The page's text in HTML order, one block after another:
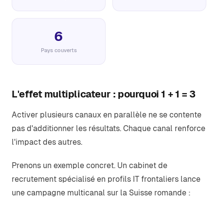
6
Pays couverts
L'effet multiplicateur : pourquoi 1 + 1 = 3
Activer plusieurs canaux en parallèle ne se contente
pas d'additionner les résultats. Chaque canal renforce
l'impact des autres.
Prenons un exemple concret. Un cabinet de
recrutement spécialisé en profils IT frontaliers lance
une campagne multicanal sur la Suisse romande :